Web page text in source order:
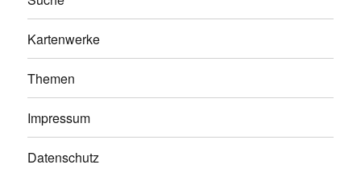
Kartenwerke
Themen
Impressum
Datenschutz